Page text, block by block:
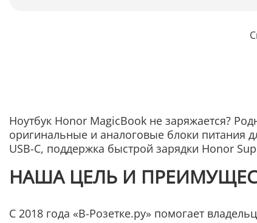
Ноутбук Honor MagicBook не заряжается?
оригинальные и аналоговые блоки питания
USB-C, поддержка быстрой зарядки Honor
НАША ЦЕЛЬ И
С 2018 года «В-Розетке.ру» помогает